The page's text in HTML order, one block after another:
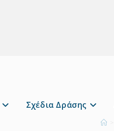
Σχέδια Δράσης